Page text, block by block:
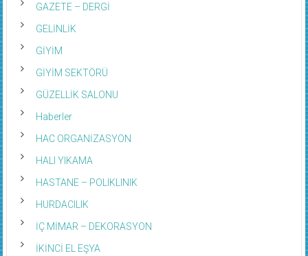
GAZETE – DERGİ
GELİNLİK
GİYİM
GİYİM SEKTÖRÜ
GÜZELLİK SALONU
Haberler
HAC ORGANİZASYON
HALI YIKAMA
HASTANE – POLIKLINIK
HURDACILIK
İÇ MİMAR – DEKORASYON
İKİNCİ EL EŞYA